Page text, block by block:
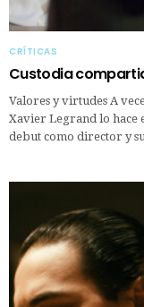
CRÍTICAS
Custodia
Valores y virtudes A
Xavier Legrand lo hace
debut como director y